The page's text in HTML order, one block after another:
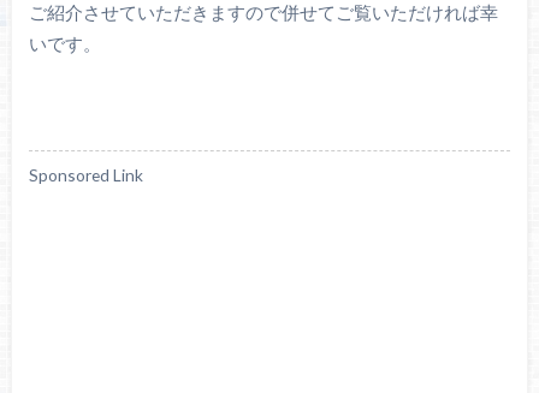
ご紹介させていただきますので併せてご覧いただければ幸
いです。
Sponsored Link